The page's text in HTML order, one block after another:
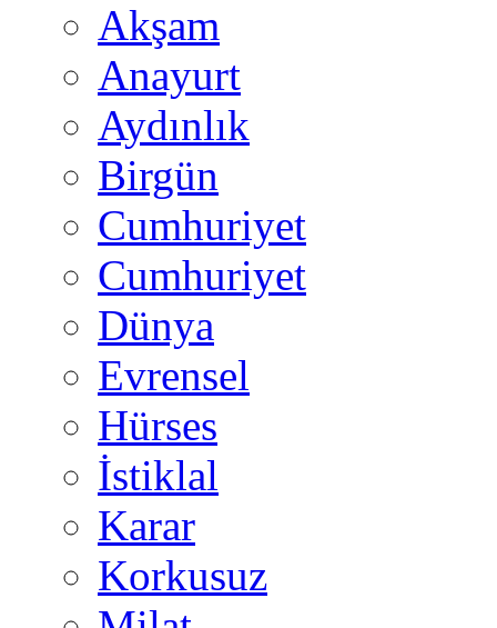
Akşam
Anayurt
Aydınlık
Birgün
Cumhuriyet
Cumhuriyet
Dünya
Evrensel
Hürses
İstiklal
Karar
Korkusuz